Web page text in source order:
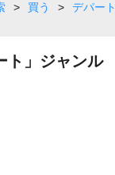
> 買う > デパート
ト」ジャンル